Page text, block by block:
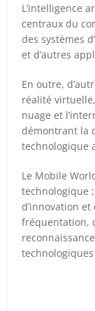
L’intelligence
centraux du
des systèmes
et d’autres
En outre,
réalité
nuage et
démontrant la
technologique
Le Mobile
technologique
d’innovation
fréquentation,
technologiques